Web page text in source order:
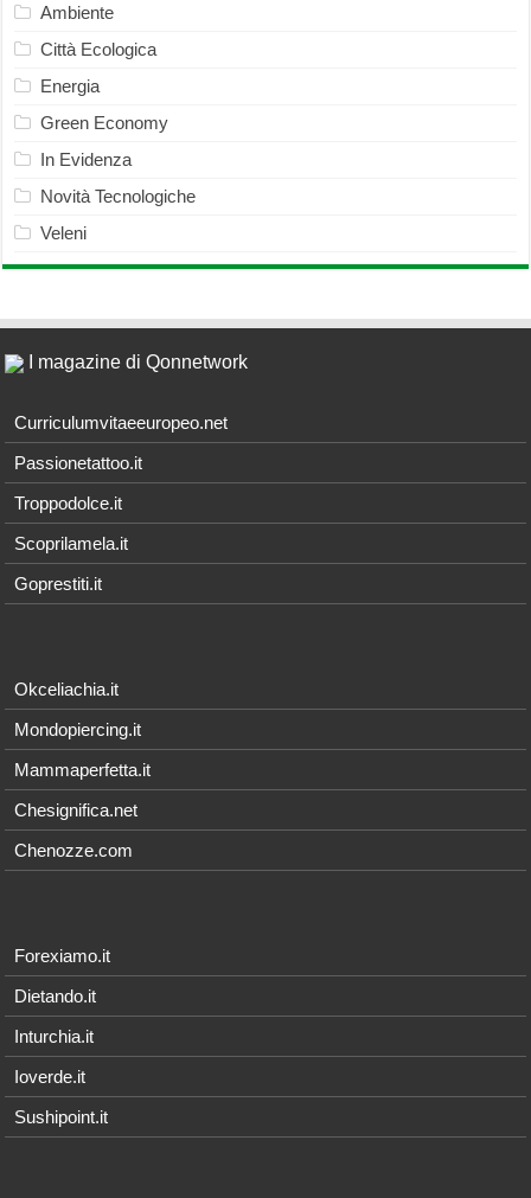
Ambiente
Città Ecologica
Energia
Green Economy
In Evidenza
Novità Tecnologiche
Veleni
I magazine di Qonnetwork
Curriculumvitaeeuropeo.net
Passionetattoo.it
Troppodolce.it
Scoprilamela.it
Goprestiti.it
Okceliachia.it
Mondopiercing.it
Mammaperfetta.it
Chesignifica.net
Chenozze.com
Forexiamo.it
Dietando.it
Inturchia.it
Ioverde.it
Sushipoint.it